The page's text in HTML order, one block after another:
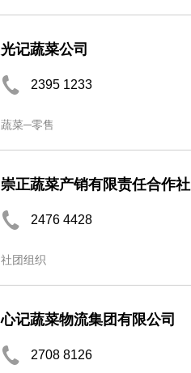
光记蔬菜公司
2395 1233
蔬菜─零售
崇正蔬菜产销有限责任合作社
2476 4428
社团组织
心记蔬菜物流集团有限公司
2708 8126